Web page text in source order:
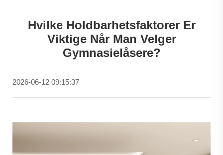
Hvilke Holdbarhetsfaktorer Er
Viktige Når Man Velger
Gymnasielåsere?
2026-06-12 09:15:37